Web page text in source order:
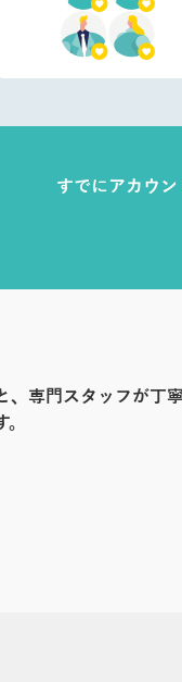
すでにアカウ
専門スタッフが丁